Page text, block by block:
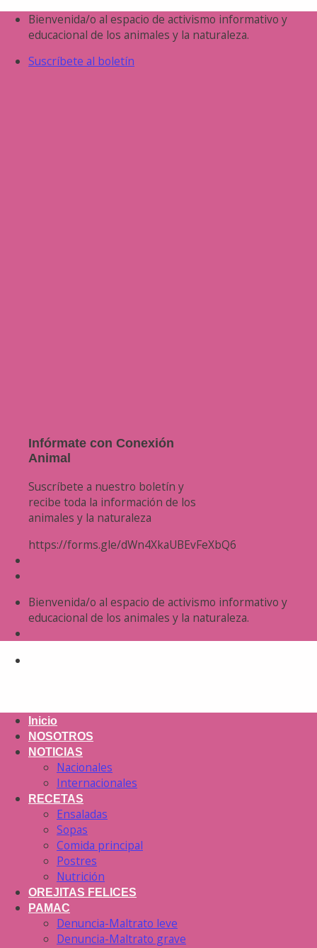
Saltar Bienvenida/o al espacio de activismo informativo y
educacional de los animales y la naturaleza.
Suscríbete al boletín
Infórmate con Conexión
Animal
Suscríbete a nuestro boletín y
recibe toda la información de los
animales y la naturaleza
https://forms.gle/dWn4XkaUBEvFeXbQ6
Bienvenida/o al espacio de activismo informativo y
educacional de los animales y la naturaleza.
Inicio
NOSOTROS
NOTICIAS
Nacionales
Internacionales
RECETAS
Ensaladas
Sopas
Comida principal
Postres
Nutrición
OREJITAS FELICES
PAMAC
Denuncia-Maltrato leve
Denuncia-Maltrato grave